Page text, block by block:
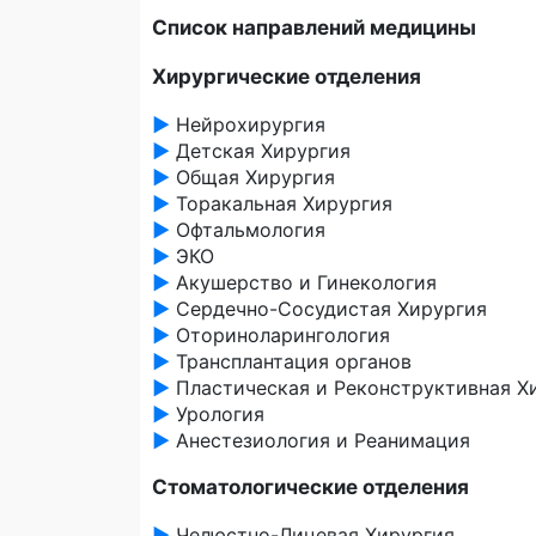
Список направлений медицины
Хирургические отделения
► Нейрохирургия
► Детская Хирургия
► Общая Хирургия
► Торакальная Хирургия
► Офтальмология
► ЭКО
► Акушерство и Гинекология
► Сердечно-Сосудистая Хирургия
► Оториноларингология
► Трансплантация органов
► Пластическая и Реконструктивная
► Урология
► Анестезиология и Реанимация
Стоматологические отделения